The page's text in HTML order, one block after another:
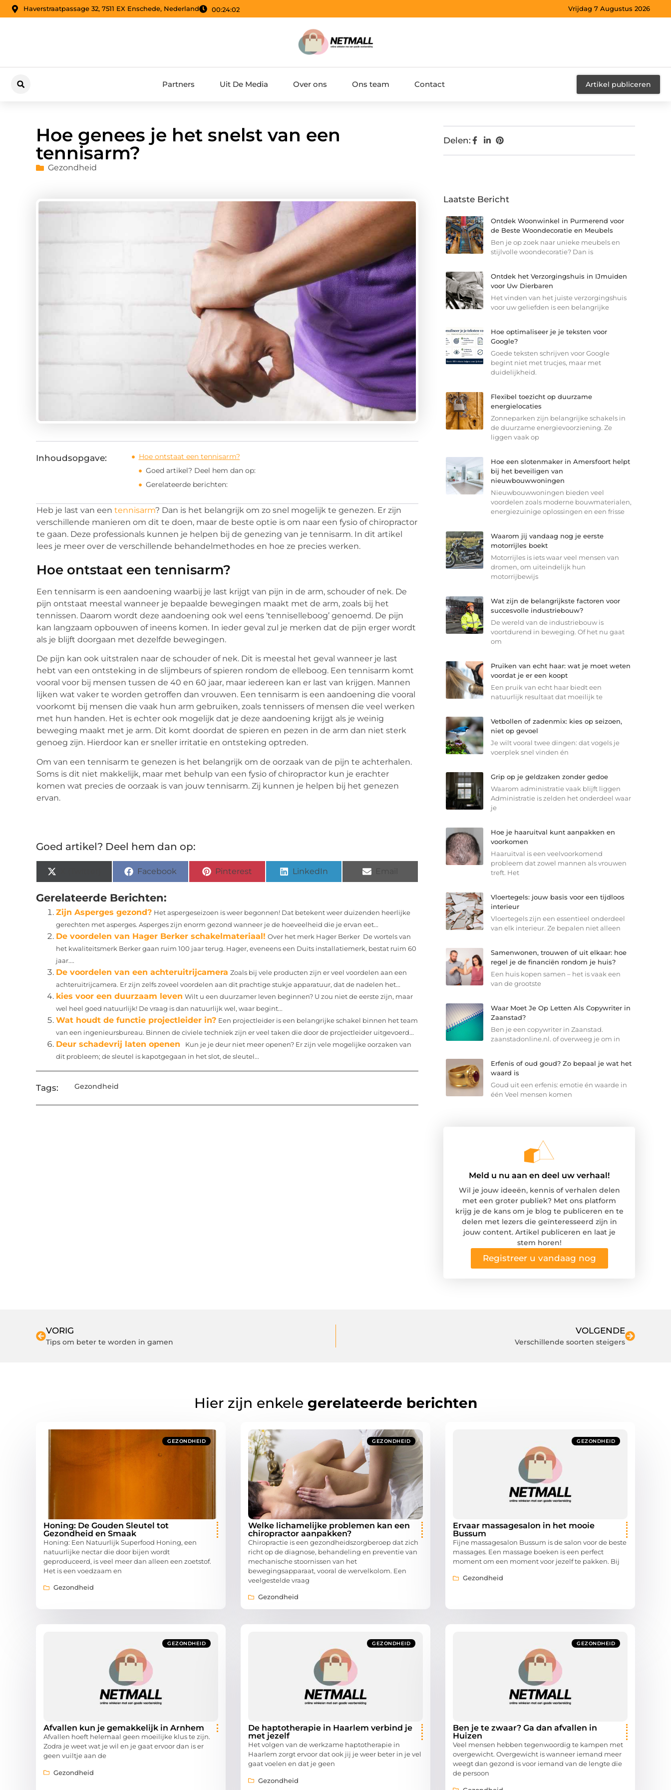
Haverstraatpassage 32, 7511 EX Enschede, Nederland 00:24:03 Vrijdag 7 Augustus 2026
Partners Uit De Media Over ons Ons team Contact Artikel publiceren
Hoe genees je het snelst van een
tennisarm?
Gezondheid
Inhoudsopgave:
Hoe ontstaat een tennisarm?
Goed artikel? Deel hem dan op:
Gerelateerde berichten:
Heb je last van een tennisarm? Dan is het belangrijk om zo snel mogelijk te genezen. Er zijn
verschillende manieren om dit te doen, maar de beste optie is om naar een fysio of chiropractor
te gaan. Deze professionals kunnen je helpen bij de genezing van je tennisarm. In dit artikel
lees je meer over de verschillende behandelmethodes en hoe ze precies werken.
Hoe ontstaat een tennisarm?
Een tennisarm is een aandoening waarbij je last krijgt van pijn in de arm, schouder of nek. De
pijn ontstaat meestal wanneer je bepaalde bewegingen maakt met de arm, zoals bij het
tennissen. Daarom wordt deze aandoening ook wel eens ‘tenniselleboog’ genoemd. De pijn
kan langzaam opbouwen of ineens komen. In ieder geval zul je merken dat de pijn erger wordt
als je blijft doorgaan met dezelfde bewegingen.
De pijn kan ook uitstralen naar de schouder of nek. Dit is meestal het geval wanneer je last
hebt van een ontsteking in de slijmbeurs of spieren rondom de elleboog. Een tennisarm komt
vooral voor bij mensen tussen de 40 en 60 jaar, maar iedereen kan er last van krijgen. Mannen
lijken wat vaker te worden getroffen dan vrouwen. Een tennisarm is een aandoening die vooral
voorkomt bij mensen die vaak hun arm gebruiken, zoals tennissers of mensen die veel werken
met hun handen. Het is echter ook mogelijk dat je deze aandoening krijgt als je weinig
beweging maakt met je arm. Dit komt doordat de spieren en pezen in de arm dan niet sterk
genoeg zijn. Hierdoor kan er sneller irritatie en ontsteking optreden.
Om van een tennisarm te genezen is het belangrijk om de oorzaak van de pijn te achterhalen.
Soms is dit niet makkelijk, maar met behulp van een fysio of chiropractor kun je erachter
komen wat precies de oorzaak is van jouw tennisarm. Zij kunnen je helpen bij het genezen
ervan.
Goed artikel? Deel hem dan op:
Facebook Pinterest LinkedIn
Gerelateerde Berichten:
Zijn Asperges gezond? Het aspergeseizoen is weer begonnen! Dat betekent weer duizenden heerlijke
gerechten met asperges. Asperges zijn enorm gezond wanneer je de hoeveelheid die je ervan eet...
De voordelen van Hager Berker schakelmateriaal! Over het merk Hager Berker De wortels van
het kwaliteitsmerk Berker gaan ruim 100 jaar terug. Hager, eveneens een Duits installatiemerk, bestat ruim 60
jaar....
De voordelen van een achteruitrijcamera Zoals bij vele producten zijn er veel voordelen aan een
achteruitrijcamera. Er zijn zelfs zoveel voordelen aan dit prachtige stukje apparatuur, dat de nadelen het...
kies voor een duurzaam leven Wilt u een duurzamer leven beginnen? U zou niet de eerste zijn, maar
wel heel goed natuurlijk! De vraag is dan natuurlijk wel, waar begint...
Wat houdt de functie projectleider in? Een projectleider is een belangrijke schakel binnen het team
van een ingenieursbureau. Binnen de civiele techniek zijn er veel taken die door de projectleider uitgevoerd...
Deur schadevrij laten openen
Kun je je deur niet meer openen? Er zijn vele mogelijke oorzaken van
dit probleem; de sleutel is kapotgegaan in het slot, de sleutel...
Tags: Gezondheid
Delen:
Laatste Bericht
Ontdek Woonwinkel in Purmerend voor
de Beste Woondecoratie en Meubels
Ben je op zoek naar unieke meubels en
stijlvolle woondecoratie? Dan is
Ontdek het Verzorgingshuis in IJmuiden
voor Uw Dierbaren
Het vinden van het juiste verzorgingshuis
voor uw geliefden is een belangrijke
Hoe optimaliseer je je teksten voor
Google?
Goede teksten schrijven voor Google
begint niet met trucjes, maar met
duidelijkheid.
Flexibel toezicht op duurzame
energielocaties
Zonneparken zijn belangrijke schakels in
de duurzame energievoorziening. Ze
liggen vaak op
Hoe een slotenmaker in Amersfoort helpt
bij het beveiligen van
nieuwbouwwoningen
Nieuwbouwwoningen bieden veel
voordelen zoals moderne bouwmaterialen,
energiezuinige oplossingen en een frisse
Waarom jij vandaag nog je eerste
motorrijles boekt
Motorrijles is iets waar veel mensen van
dromen, om uiteindelijk hun
motorrijbewijs
Wat zijn de belangrijkste factoren voor
succesvolle industriebouw?
De wereld van de industriebouw is
voortdurend in beweging. Of het nu gaat
om
Pruiken van echt haar: wat je moet weten
voordat je er een koopt
Een pruik van echt haar biedt een
natuurlijk resultaat dat moeilijk te
Vetbollen of zadenmix: kies op seizoen,
niet op gevoel
Je wilt vooral twee dingen: dat vogels je
voerplek snel vinden én
Grip op je geldzaken zonder gedoe
Waarom administratie vaak blijft liggen
Administratie is zelden het onderdeel waar
je
Hoe je haaruitval kunt aanpakken en
voorkomen
Haaruitval is een veelvoorkomend
probleem dat zowel mannen als vrouwen
treft. Het
Vloertegels: jouw basis voor een tijdloos
interieur
Vloertegels zijn een essentieel onderdeel
van elk interieur. Ze bepalen niet alleen
Samenwonen, trouwen of uit elkaar: hoe
regel je de financiën rondom je huis?
Een huis kopen samen – het is vaak een
van de grootste
Waar Moet Je Op Letten Als Copywriter in
Zaanstad?
Ben je een copywriter in Zaanstad.
zaanstadonline.nl. of overweeg je om in
Erfenis of oud goud? Zo bepaal je wat het
waard is
Goud uit een erfenis: emotie én waarde in
één Veel mensen komen
Meld u nu aan en deel uw verhaal!
Wil je jouw ideeën, kennis of verhalen delen
met een groter publiek? Met ons platform
krijg je de kans om je blog te publiceren en te
delen met lezers die geïnteresseerd zijn in
jouw content. Artikel publiceren en laat je
stem horen!
Registreer u vandaag nog
VORIG
Tips om beter te worden in gamen
VOLGENDE
Verschillende soorten steigers
Hier zijn enkele gerelateerde berichten
GEZONDHEID
Honing: De Gouden Sleutel tot
Gezondheid en Smaak
Honing: Een Natuurlijk Superfood Honing, een
natuurlijke nectar die door bijen wordt
geproduceerd, is veel meer dan alleen een zoetstof.
Het is een voedzaam en
Gezondheid
GEZONDHEID
Welke lichamelijke problemen kan een
chiropractor aanpakken?
Chiropractie is een gezondheidszorgberoep dat zich
richt op de diagnose, behandeling en preventie van
mechanische stoornissen van het
bewegingsapparaat, vooral de wervelkolom. Een
veelgestelde vraag
Gezondheid
GEZONDHEID
Ervaar massagesalon in het mooie
Bussum
Fijne massagesalon Bussum is de salon voor de beste
massages. Een massage boeken is een perfect
moment om een moment voor jezelf te pakken. Bij
Gezondheid
GEZONDHEID
Afvallen kun je gemakkelijk in Arnhem
Afvallen hoeft helemaal geen moeilijke klus te zijn.
Zodra je weet wat je wil en je gaat ervoor dan is er
geen vuiltje aan de
Gezondheid
GEZONDHEID
De haptotherapie in Haarlem verbind je
met jezelf
Het volgen van de werkzame haptotherapie in
Haarlem zorgt ervoor dat ook jij je weer beter in je vel
gaat voelen en dat je geen
Gezondheid
GEZONDHEID
Ben je te zwaar? Ga dan afvallen in
Huizen
Veel mensen hebben tegenwoordig te kampen met
overgewicht. Overgewicht is wanneer iemand meer
weegt dan gezond is voor iemand van de lengte die
de persoon